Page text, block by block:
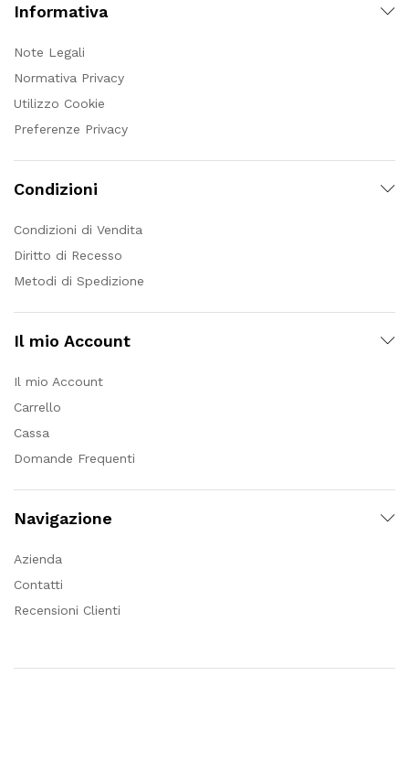
Informativa
Note Legali
Normativa Privacy
Utilizzo Cookie
Preferenze Privacy
Condizioni
Condizioni di Vendita
Diritto di Recesso
Metodi di Spedizione
Il mio Account
Il mio Account
Carrello
Cassa
Domande Frequenti
Navigazione
Azienda
Contatti
Recensioni Clienti